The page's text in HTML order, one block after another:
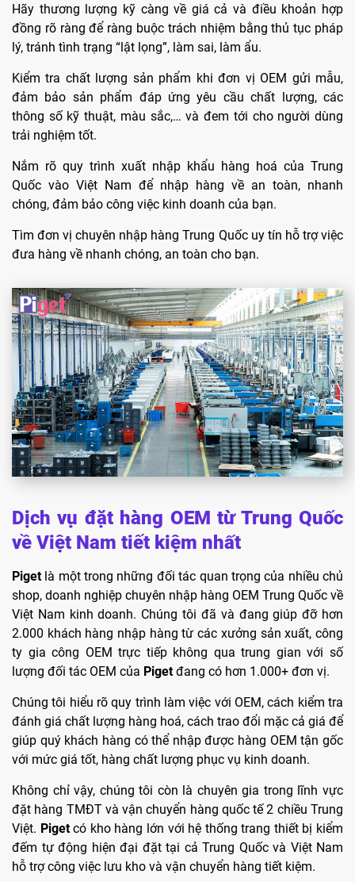
Hãy thương lượng kỹ càng về giá cả và điều khoản hợp
đồng rõ ràng để ràng buộc trách nhiệm bằng thủ tục pháp
lý, tránh tình trạng “lật lọng”, làm sai, làm ẩu.
Kiểm tra chất lượng sản phẩm khi đơn vị OEM gửi mẫu,
đảm bảo sản phẩm đáp ứng yêu cầu chất lượng, các
thông số kỹ thuật, màu sắc,… và đem tới cho người dùng
trải nghiệm tốt.
Nắm rõ quy trình xuất nhập khẩu hàng hoá của Trung
Quốc vào Việt Nam để nhập hàng về an toàn, nhanh
chóng, đảm bảo công việc kinh doanh của bạn.
Tìm đơn vị chuyên nhập hàng Trung Quốc uy tín hỗ trợ việc
đưa hàng về nhanh chóng, an toàn cho bạn.
Dịch vụ đặt hàng OEM từ Trung Quốc
về Việt Nam tiết kiệm nhất
Pigetlà một trong những đối tác quan trọng của nhiều chủ
shop, doanh nghiệp chuyên nhập hàng OEM Trung Quốc về
Việt Nam kinh doanh. Chúng tôi đã và đang giúp đỡ hơn
2.000 khách hàng nhập hàng từ các xưởng sản xuất, công
ty gia công OEM trực tiếp không qua trung gian với số
lượng đối tác OEM của Pigetđang có hơn 1.000+ đơn vị.
Chúng tôi hiểu rõ quy trình làm việc với OEM, cách kiểm tra
đánh giá chất lượng hàng hoá, cách trao đổi mặc cả giá để
giúp quý khách hàng có thể nhập được hàng OEM tận gốc
với mức giá tốt, hàng chất lượng phục vụ kinh doanh.
Không chỉ vậy, chúng tôi còn là chuyên gia trong lĩnh vực
đặt hàng TMĐT và vận chuyển hàng quốc tế 2 chiều Trung
Việt. Pigetcó kho hàng lớn với hệ thống trang thiết bị kiểm
đếm tự động hiện đại đặt tại cả Trung Quốc và Việt Nam
hỗ trợ công việc lưu kho và vận chuyển hàng tiết kiệm.